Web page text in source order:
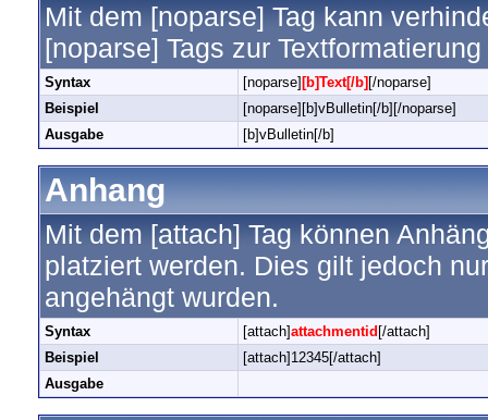
Mit dem [noparse] Tag kann
[noparse] Tags zur
Syntax [noparse] [b]Text[/b] [/noparse]
Beispiel
[noparse][b]vBulletin[/b][/noparse]
Ausgabe
[b]vBulletin[/b]
Anhang
Mit dem [attach] Tag können
platziert werden. Dies gilt jedoch
angehängt wurden.
Syntax [attach]attachmentid [/attach]
Beispiel
[attach]12345[/attach]
Ausgabe